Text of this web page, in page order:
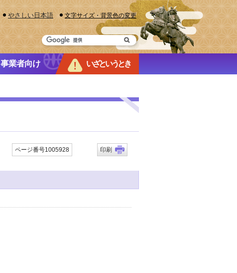
やさしい日本語 文字サイズ・背景色の変更
事業者向け いざというとき
ページ番号1005928 印刷